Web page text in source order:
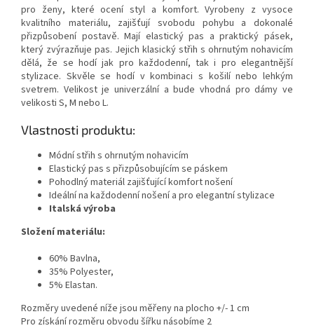
pro ženy, které ocení styl a komfort. Vyrobeny z vysoce
kvalitního materiálu, zajišťují svobodu pohybu a dokonalé
přizpůsobení postavě. Mají elastický pas a praktický pásek,
který zvýrazňuje pas. Jejich klasický střih s ohrnutým nohavicím
dělá, že se hodí jak pro každodenní, tak i pro elegantnější
stylizace. Skvěle se hodí v kombinaci s košilí nebo lehkým
svetrem. Velikost je univerzální a bude vhodná pro dámy ve
velikosti S, M nebo L.
Vlastnosti produktu:
Módní střih s ohrnutým nohavicím
Elastický pas s přizpůsobujícím se páskem
Pohodlný materiál zajišťující komfort nošení
Ideální na každodenní nošení a pro elegantní stylizace
Italská výroba
Složení materiálu:
60% Bavlna,
35% Polyester,
5% Elastan.
Rozměry uvedené níže jsou měřeny na plocho +/- 1 cm
Pro získání rozměru obvodu šířku násobíme 2